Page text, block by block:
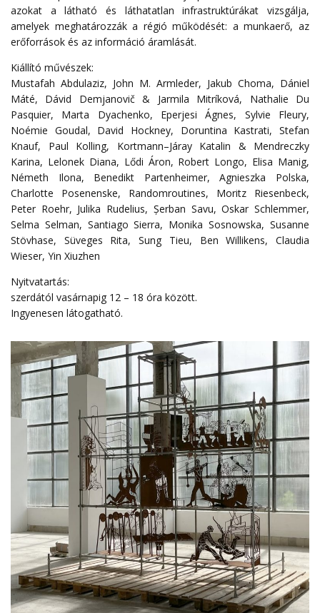
azokat a látható és láthatatlan infrastruktúrákat vizsgálja,
amelyek meghatározzák a régió működését: a munkaerő, az
erőforrások és az információ áramlását.
Kiállító művészek:
Mustafah Abdulaziz, John M. Armleder, Jakub Choma, Dániel
Máté, Dávid Demjanovič & Jarmila Mitríková, Nathalie Du
Pasquier, Marta Dyachenko, Eperjesi Ágnes, Sylvie Fleury,
Noémie Goudal, David Hockney, Doruntina Kastrati, Stefan
Knauf, Paul Kolling, Kortmann–Járay Katalin & Mendreczky
Karina, Lelonek Diana, Lődi Áron, Robert Longo, Elisa Manig,
Németh Ilona, Benedikt Partenheimer, Agnieszka Polska,
Charlotte Posenenske, Randomroutines, Moritz Riesenbeck,
Peter Roehr, Julika Rudelius, Șerban Savu, Oskar Schlemmer,
Selma Selman, Santiago Sierra, Monika Sosnowska, Susanne
Stövhase, Süveges Rita, Sung Tieu, Ben Willikens, Claudia
Wieser, Yin Xiuzhen
Nyitvatartás:
szerdától vasárnapig 12 – 18 óra között.
Ingyenesen látogatható.